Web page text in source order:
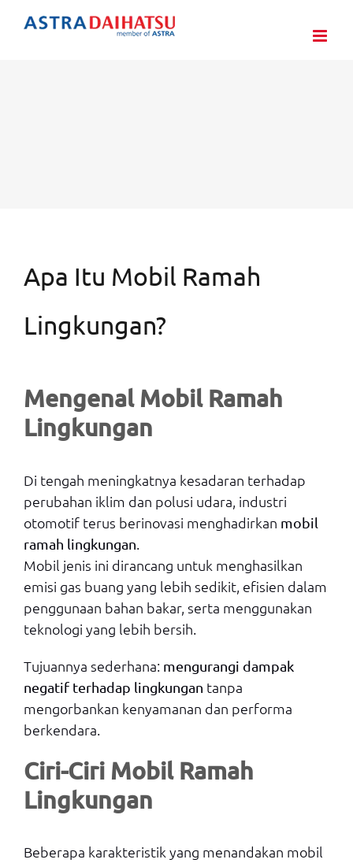
Apa Itu Mobil Ramah
Lingkungan?
Mengenal Mobil Ramah
Lingkungan
Di tengah meningkatnya kesadaran terhadap
perubahan iklim dan polusi udara, industri
otomotif terus berinovasi menghadirkan mobil
ramah lingkungan.
Mobil jenis ini dirancang untuk menghasilkan
emisi gas buang yang lebih sedikit, efisien dalam
penggunaan bahan bakar, serta menggunakan
teknologi yang lebih bersih.
Tujuannya sederhana: mengurangi dampak
negatif terhadap lingkungan tanpa
mengorbankan kenyamanan dan performa
berkendara.
Ciri-Ciri Mobil Ramah
Lingkungan
Beberapa karakteristik yang menandakan mobil